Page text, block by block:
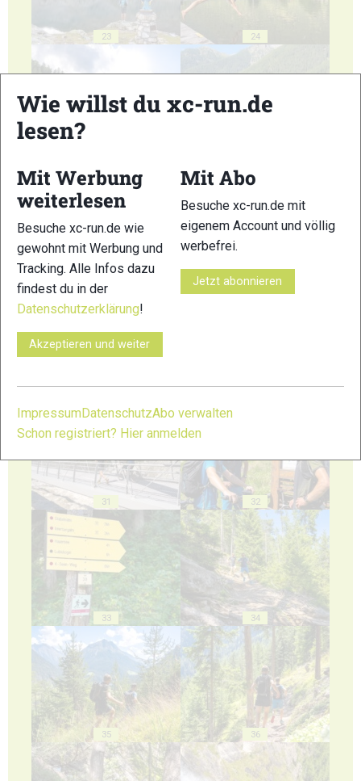
23 24
27 28
29 30
31 32
33 34
35 36
Wie willst du xc-run.de
lesen?
Mit Werbung
weiterlesen
Besuche xc-run.de wie
gewohnt mit Werbung und
Tracking. Alle Infos dazu
findest du in der
Datenschutzerklärung!
Akzeptieren und weiter
Mit Abo
Besuche xc-run.de mit
eigenem Account und völlig
werbefrei.
Jetzt abonnieren
ImpressumDatenschutzAbo verwalten
Schon registriert? Hier anmelden